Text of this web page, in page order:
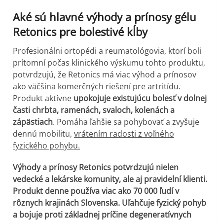
Aké sú hlavné výhody a prínosy gélu
Retonics pre bolestivé kĺby
Profesionálni ortopédi a reumatológovia, ktorí boli
prítomní počas klinického výskumu tohto produktu,
potvrdzujú, že Retonics má viac výhod a prínosov
ako väčšina komerčných riešení pre artritídu.
Produkt aktívne upokojuje existujúcu bolesť v dolnej
časti chrbta, ramenách, svaloch, kolenách a
zápästiach. Pomáha ľahšie sa pohybovať a zvyšuje
dennú mobilitu,vrátením radosti z voľného
fyzického pohybu.
Výhody a prínosy Retonics potvrdzujú nielen
vedecké a lekárske komunity, ale aj pravidelní klienti.
Produkt denne používa viac ako 70 000 ľudí v
rôznych krajinách Slovenska. Uľahčuje fyzický pohyb
a bojuje proti základnej príčine degeneratívnych